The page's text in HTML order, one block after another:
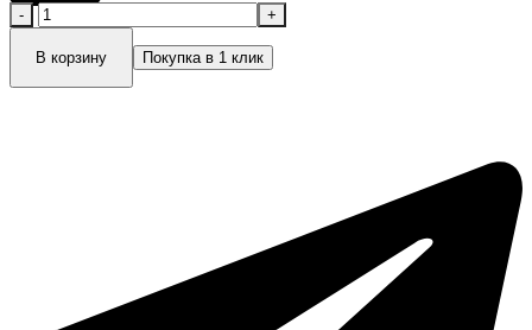
Количество
товара
Тележка
парикмахерская
В корзину Покупка в 1 клик